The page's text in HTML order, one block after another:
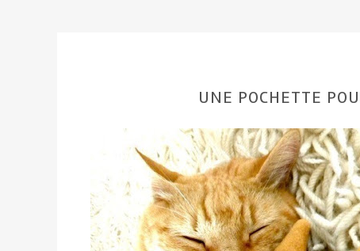
UNE POCHETTE